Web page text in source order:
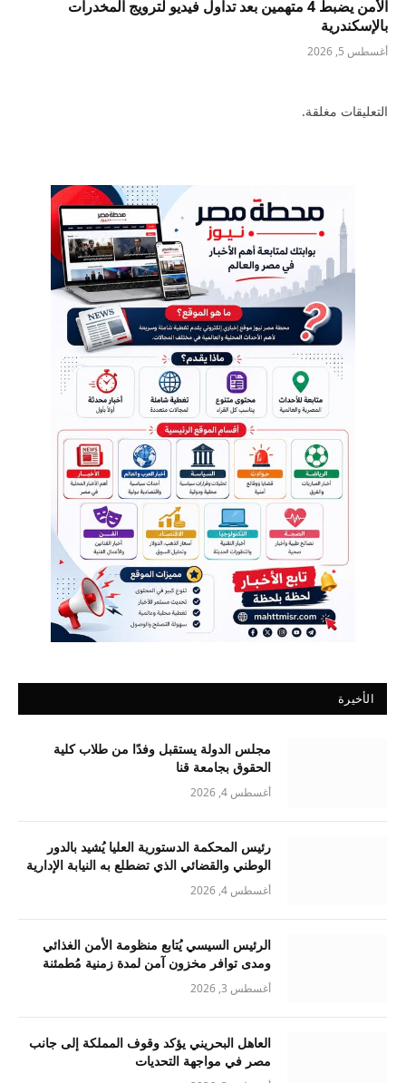
الأمن يضبط 4 متهمين بعد تداول فيديو لترويج المخدرات
بالإسكندرية
أغسطس 5, 2026
التعليقات مغلقة.
الأخيرة
مجلس الدولة يستقبل وفدًا من طلاب كلية
الحقوق بجامعة قنا
أغسطس 4, 2026
رئيس المحكمة الدستورية العليا يُشيد بالدور
الوطني والقضائي الذي تضطلع به النيابة الإدارية
أغسطس 4, 2026
الرئيس السيسي يُتابع منظومة الأمن الغذائي
ومدى توافر مخزون آمن لمدة زمنية مُطمئنة
أغسطس 3, 2026
العاهل البحريني يؤكد وقوف المملكة إلى جانب
مصر في مواجهة التحديات